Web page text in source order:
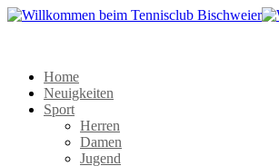
Home
Neuigkeiten
Sport
Herren
Damen
Jugend